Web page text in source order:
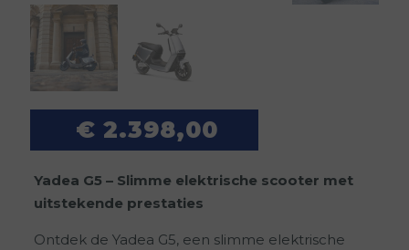
€ 2.398,00
Yadea G5 – Slimme elektrische scooter met
uitstekende prestaties
Ontdek de Yadea G5, een slimme elektrische